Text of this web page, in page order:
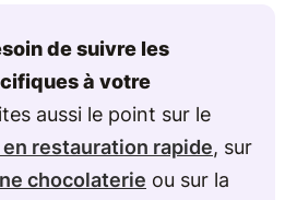
de suivre les
à votre
aussi le point sur le
restauration rapide, sur
chocolaterie ou sur la